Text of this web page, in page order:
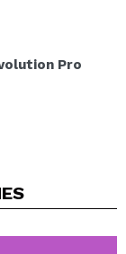
Pro
iluminadores
para un